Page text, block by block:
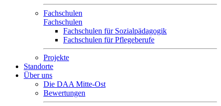
Fachschulen
Fachschulen
Fachschulen für Sozialpädagogik
Fachschulen für Pflegeberufe
Projekte
Standorte
Über uns
Die DAA Mitte-Ost
Bewertungen